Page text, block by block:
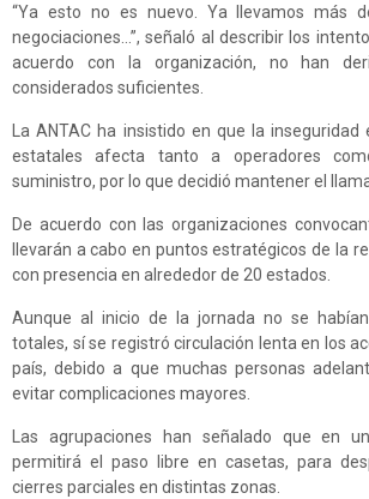
“Ya esto no es nuevo. Ya llevamos más
negociaciones...”, señaló al describir los
acuerdo con la organización, no han
considerados suficientes.
La ANTAC ha insistido en que la
estatales afecta tanto a operadores
suministro, por lo que decidió mantener el
De acuerdo con las organizaciones
llevarán a cabo en puntos estratégicos de la
con presencia en alrededor de 20 estados.
Aunque al inicio de la jornada no se
totales, sí se registró circulación lenta en los
país, debido a que muchas personas
evitar complicaciones mayores.
Las agrupaciones han señalado que en
permitirá el paso libre en casetas, para
cierres parciales en distintas zonas.